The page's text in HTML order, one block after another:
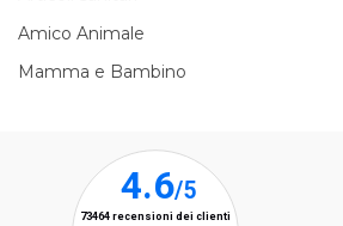
Amico Animale
Mamma e Bambino